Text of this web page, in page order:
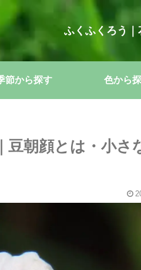
ふくふくろう
節から探す 色から
豆朝顔とは・小さ